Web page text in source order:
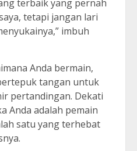
terbaik yang pernah
tetapi jangan lari
imbuh
Anda bermain,
tangan untuk
pertandingan. Dekati
Anda adalah pemain
satu yang terhebat